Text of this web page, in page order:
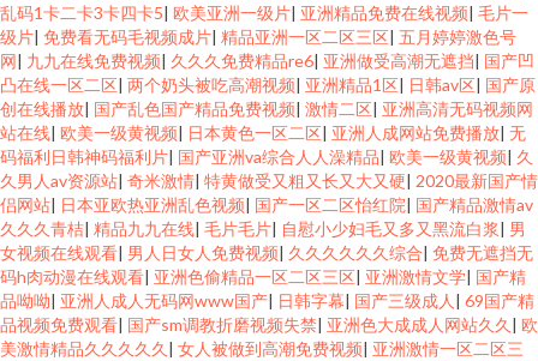
乱码1卡二卡3卡四卡5| 欧美亚洲一级片| 亚洲精品免费在线视频| 毛片一
级片| 免费看无码毛视频成片| 精品亚洲一区二区三区| 五月婷婷激色号
网| 九九在线免费视频| 久久久免费精品re6| 亚洲做受高潮无遮挡| 国产凹
凸在线一区二区| 两个奶头被吃高潮视频| 亚洲精品1区| 日韩av区| 国产原
创在线播放| 国产乱色国产精品免费视频| 激情二区| 亚洲高清无码视频网
站在线| 欧美一级黄视频| 日本黄色一区二区| 亚洲人成网站免费播放| 无
码福利日韩神码福利片| 国产亚洲va综合人人澡精品| 欧美一级黄视频| 久
久男人av资源站| 奇米激情| 特黄做受又粗又长又大又硬| 2020最新国产情
侣网站| 日本亚欧热亚洲乱色视频| 国产一区二区怡红院| 国产精品激情av
久久久青桔| 精品九九在线| 毛片毛片| 自慰小少妇毛又多又黑流白浆| 男
女视频在线观看| 男人日女人免费视频| 久久久久久久综合| 免费无遮挡无
码h肉动漫在线观看| 亚洲色偷精品一区二区三区| 亚洲激情文学| 国产精
品呦呦| 亚洲人成人无码网www国产| 日韩字幕| 国产三级成人 | 69国产精
品视频免费观看| 国产sm调教折磨视频失禁| 亚洲色大成成人网站久久 | 欧
美激情精品久久久久久 | 女人被做到高潮免费视频| 亚洲激情一区二区三